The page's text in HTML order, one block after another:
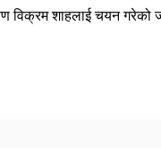
विक्रम शाहलाई चयन गरेको